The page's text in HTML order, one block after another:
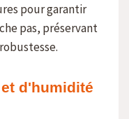
pour garantir
pas, préservant
d'humidité